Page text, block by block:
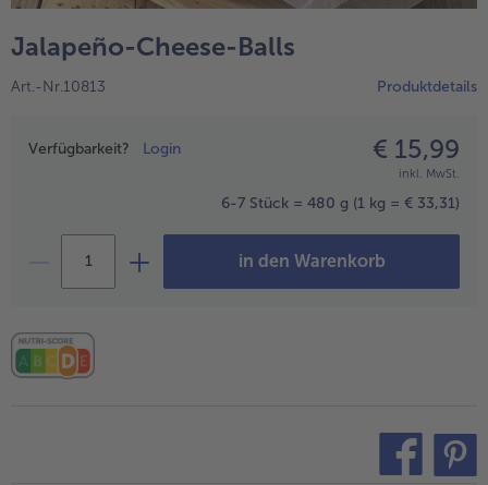
alle Obst
alle Süße Vielfalt
Confiserie & Feinkost
alle Küchenhelfer
Jalapeño-Cheese-Balls
Art.-Nr.10813 Produktdetails
Preisangabe
Verfügbarkeit? Login € 15,99
inkl. MwSt.
6-7 Stück = 480 g (1 kg = € 33,31)
in den Warenkorb